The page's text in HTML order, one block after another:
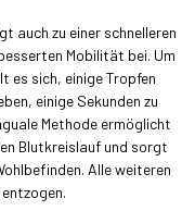
auch zu einer schnelleren
Mobilität bei. Um
es sich, einige Tropfen
einige Sekunden zu
Methode ermöglicht
Blutkreislauf und sorgt
Alle weiteren